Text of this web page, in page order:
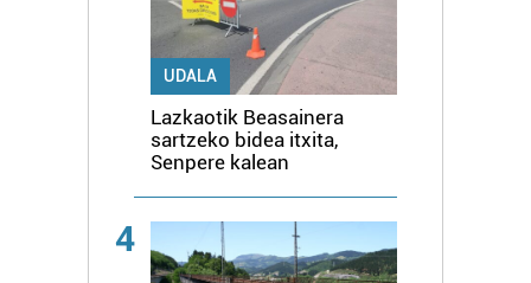
UDALA
Lazkaotik Beasainera
sartzeko bidea itxita,
Senpere kalean
4